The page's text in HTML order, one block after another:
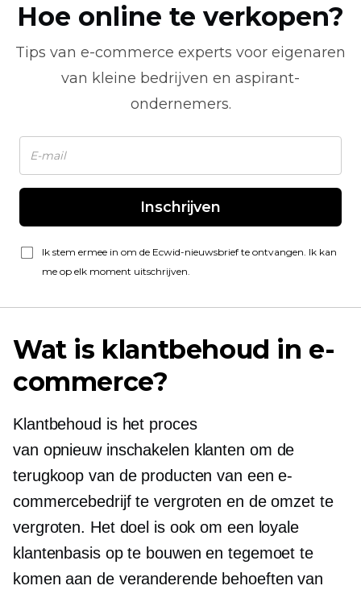
Hoe online te verkopen?
Tips van e-commerce experts voor eigenaren
van kleine bedrijven en aspirant-
ondernemers.
Inschrijven
Ik stem ermee in om de Ecwid-nieuwsbrief te ontvangen. Ik kan
me op elk moment uitschrijven.
Wat is klantbehoud in e-
commerce?
Klantbehoud is het proces
van opnieuw inschakelen klanten om de
terugkoop van de producten van een e-
commercebedrijf te vergroten en de omzet te
vergroten. Het doel is ook om een ​​loyale
klantenbasis op te bouwen en tegemoet te
komen aan de veranderende behoeften van